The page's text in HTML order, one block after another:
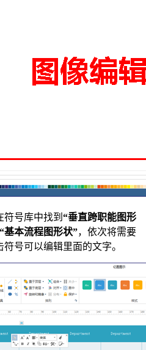
号库中找到 “垂直跨职能图形
“基本流程图形状”，依次将需要
号可以编辑里面的文字。